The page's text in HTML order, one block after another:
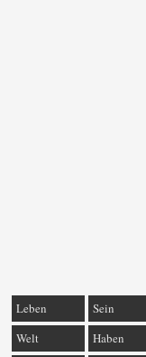
Leben Sein
Welt
Haben